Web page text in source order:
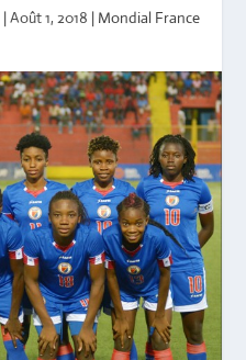
|Août 1, 2018 | Mondial France